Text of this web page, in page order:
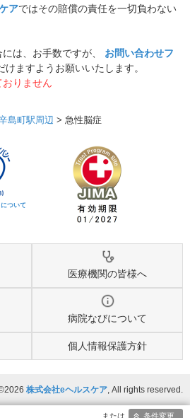
アではその賠償の責任を一切負わない
は、お手数ですが、 お問い合わせフ
ますようお願いいたします。
りません
島町駅周辺 > 急性脳症
ついて
医療機関の皆様へ
病院なびについて
個人情報保護方針
株式会社eヘルスケア, All rights reserved.
条件変更